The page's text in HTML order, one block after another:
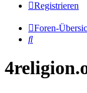
Registrieren
Foren-
Suche